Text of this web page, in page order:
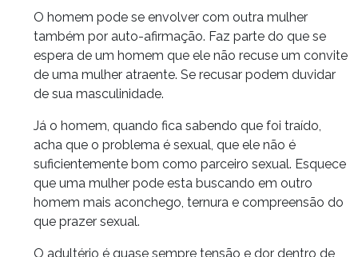
O homem pode se envolver com outra mulher
também por auto-afirmação. Faz parte do que se
espera de um homem que ele não recuse um convite
de uma mulher atraente. Se recusar podem duvidar
de sua masculinidade.
Já o homem, quando fica sabendo que foi traído,
acha que o problema é sexual, que ele não é
suficientemente bom como parceiro sexual. Esquece
que uma mulher pode esta buscando em outro
homem mais aconchego, ternura e compreensão do
que prazer sexual.
O adultério é quase sempre tensão e dor dentro de